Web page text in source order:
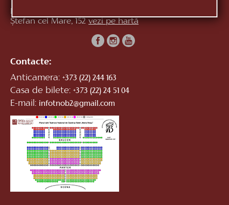
Ștefan cel Mare, 152vezi pe hartă
Contacte:
Anticamera: +373 (22) 244 163
Casa de bilete: +373 (22) 24 51 04
E-mail: infotnob2@gmail.com